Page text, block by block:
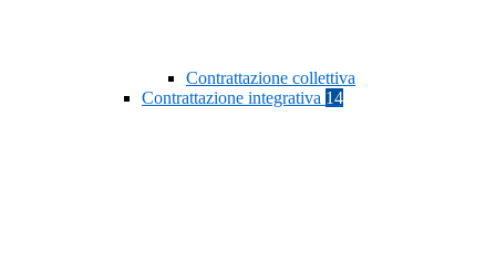
Contrattazione collettiva
Contrattazione integrativa 14